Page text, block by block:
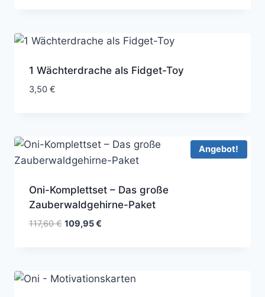
1 Wächterdrache als Fidget-Toy
3,50 €
Angebot!
Oni-Komplettset – Das große
Zauberwaldgehirne-Paket
117,60€ Ursprünglicher
109,95€Aktueller